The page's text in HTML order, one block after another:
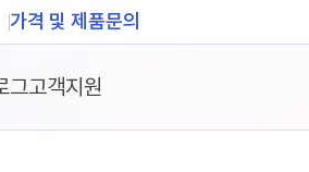
가격 및 제품문의
그고객지원